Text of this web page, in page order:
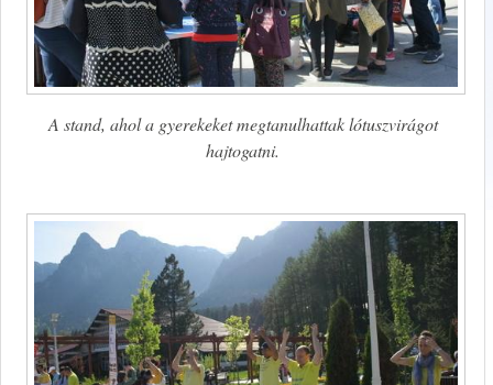
A stand, ahol a gyerekeket megtanulhattak lótuszvirágot
hajtogatni.